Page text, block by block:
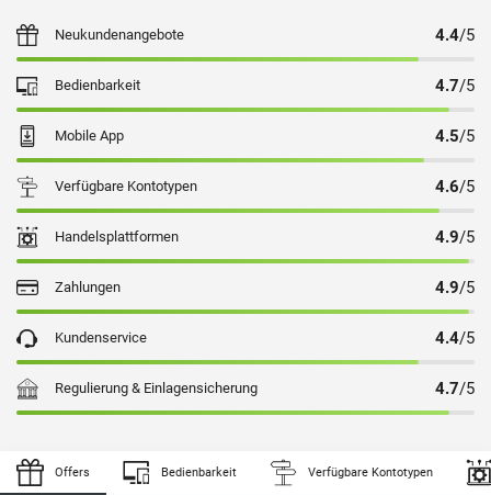
Neukunden­angebote 4.4/5
Bedienbarkeit 4.7/5
Mobile App 4.5/5
Verfügbare Kontotypen 4.6/5
Handelsplattformen 4.9/5
Zahlungen 4.9/5
Kundenservice 4.4/5
Regulierung & Einlagensicherung 4.7/5
Zahlungsanbieter Gebühren
Offers Bedienbarkeit Verfügbare Kontotypen